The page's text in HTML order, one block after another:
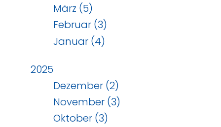
März (5)
Februar (3)
Januar (4)
2025
Dezember (2)
November (3)
Oktober (3)